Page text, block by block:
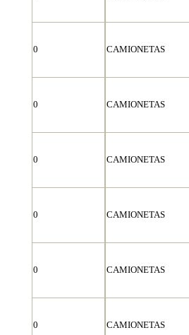
0 CAMIONETAS
0 CAMIONETAS
0 CAMIONETAS
0 CAMIONETAS
0 CAMIONETAS
0 CAMIONETAS